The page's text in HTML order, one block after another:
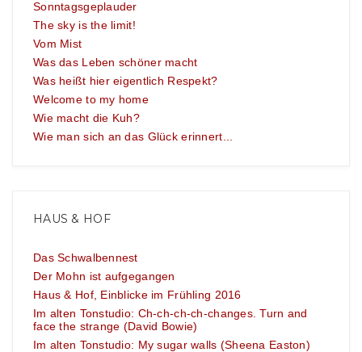
Sonntagsgeplauder
The sky is the limit!
Vom Mist
Was das Leben schöner macht
Was heißt hier eigentlich Respekt?
Welcome to my home
Wie macht die Kuh?
Wie man sich an das Glück erinnert...
HAUS & HOF
Das Schwalbennest
Der Mohn ist aufgegangen
Haus & Hof, Einblicke im Frühling 2016
Im alten Tonstudio: Ch-ch-ch-ch-changes. Turn and
face the strange (David Bowie)
Im alten Tonstudio: My sugar walls (Sheena Easton)